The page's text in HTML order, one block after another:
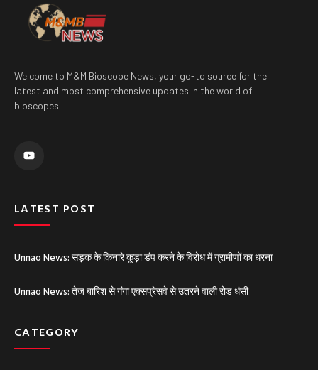
Welcome to M&M Bioscope News, your go-to source for the
latest and most comprehensive updates in the world of
bioscopes!
u
LATEST POST
Unnao News: सड़क के किनारे कूड़ा डंप करने के विरोध में ग्रामीणों का धरना
Unnao News: तेज बारिश से गंगा एक्सप्रेसवे से उतरने वाली रोड धंसी
CATEGORY